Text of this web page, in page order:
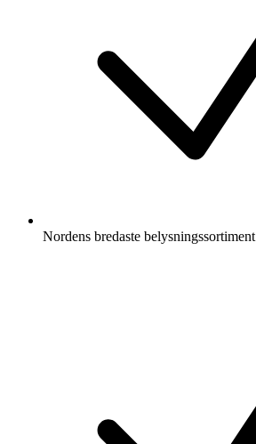
Nordens bredaste belysningssortiment